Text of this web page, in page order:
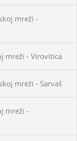
mreži -
mreži - Virovitica
mreži - Sarvaš
mreži -